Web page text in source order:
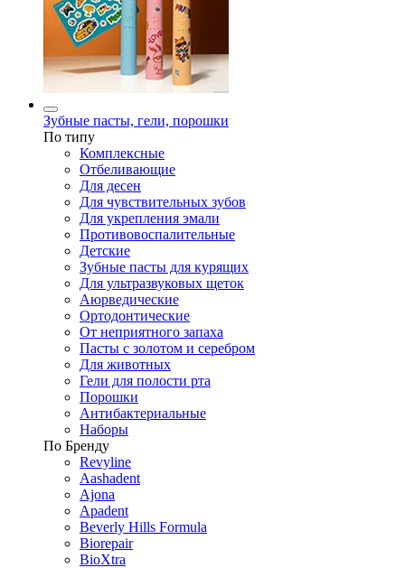
Зубные пасты, гели, порошки
По типу
Комплексные
Отбеливающие
Для десен
Для чувствительных зубов
Для укрепления эмали
Противовоспалительные
Детские
Зубные пасты для курящих
Для ультразвуковых щеток
Аюрведические
Ортодонтические
От неприятного запаха
Пасты с золотом и серебром
Для животных
Гели для полости рта
Порошки
Антибактериальные
Наборы
По Бренду
Revyline
Aashadent
Ajona
Apadent
Beverly Hills Formula
Biorepair
BioXtra